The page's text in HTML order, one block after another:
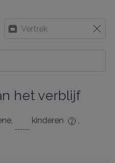
het verblijf
, kinderen
,